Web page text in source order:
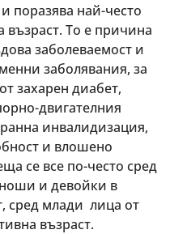
поразява най-често
възраст. То е причина
заболеваемост и
заболявания, за
захарен диабет,
двигателния
инвалидизация,
и влошено
се все по-често сред
и девойки в
сред млади лица от
възраст.